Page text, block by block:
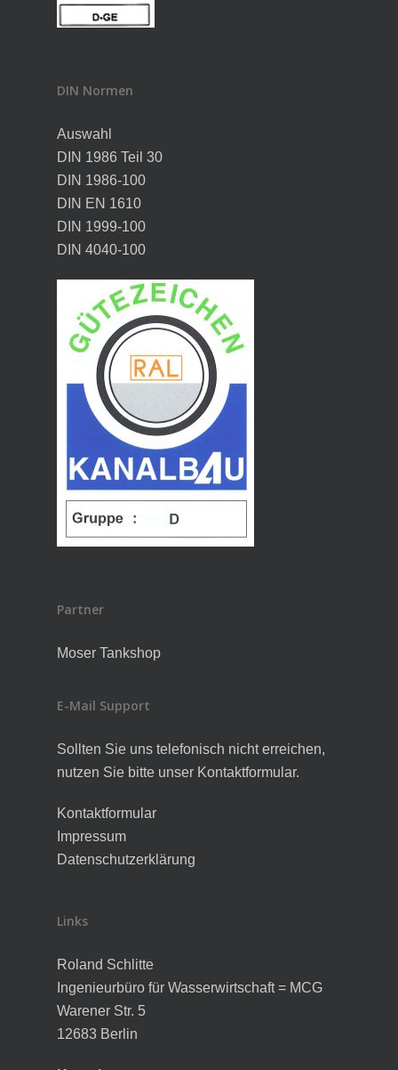
DIN Normen
Auswahl
DIN 1986 Teil 30
DIN 1986-100
DIN EN 1610
DIN 1999-100
DIN 4040-100
Partner
Moser Tankshop
E-Mail Support
Sollten Sie uns telefonisch nicht erreichen,
nutzen Sie bitte unser Kontaktformular.
Kontaktformular
Impressum
Datenschutzerklärung
Links
Roland Schlitte
Ingenieurbüro für Wasserwirtschaft = MCG
Warener Str. 5
12683 Berlin